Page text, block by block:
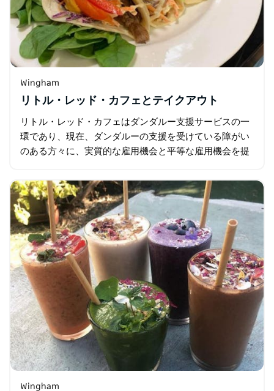
Wingham
リトル・レッド・カフェとテイクアウト
リトル・レッド・カフェはダンダルー支援サービスの一
環であり、現在、ダンダルーの支援を受けている障がい
のある方々に、実質的な雇用機会と平等な雇用機会を提
すべて自家製です。
Wingham